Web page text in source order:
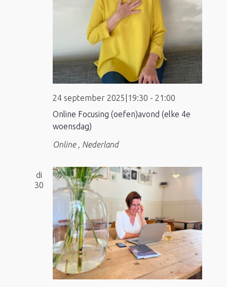
Online Focusing (oefen)avond (elke 4e
woensdag)
24 september 2025|19:30 - 21:00
Online , Nederland
di
30